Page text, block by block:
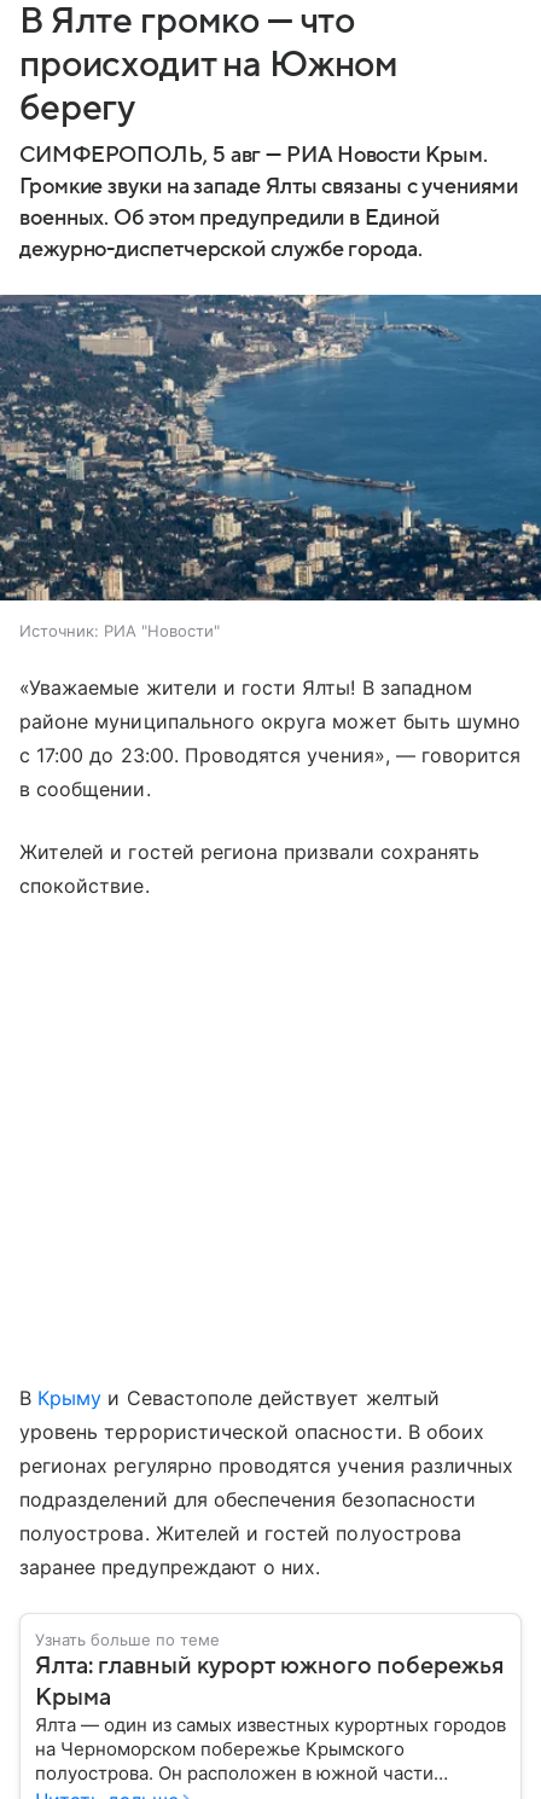
В Ялте громко — что
происходит на Южном
берегу
СИМФЕРОПОЛЬ, 5 авг — РИА Новости Крым.
Громкие звуки на западе Ялты связаны с учениями
военных. Об этом предупредили в Единой
дежурно-диспетчерской службе города.
Источник: РИА "Новости"
«Уважаемые жители и гости Ялты! В западном
районе муниципального округа может быть шумно
с 17:00 до 23:00. Проводятся учения», — говорится
в сообщении.
Жителей и гостей региона призвали сохранять
спокойствие.
В Крыму и Севастополе действует желтый
уровень террористической опасности. В обоих
регионах регулярно проводятся учения различных
подразделений для обеспечения безопасности
полуострова. Жителей и гостей полуострова
заранее предупреждают о них.
Узнать больше по теме
Ялта: главный курорт южного побережья
Крыма
Ялта — один из самых известных курортных городов
на Черноморском побережье Крымского
полуострова. Он расположен в южной части